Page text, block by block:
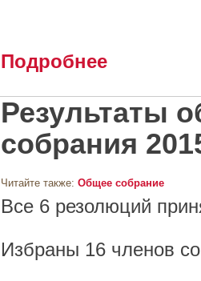
Подробнее
Результаты
собрания
Читайте также: Общее собрание
Все 6 резолюций
Избраны 16 членов